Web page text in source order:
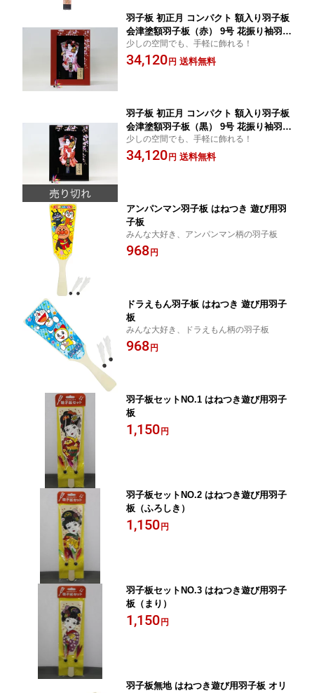
羽子板 初正月 コンパクト 額入り羽子板
会津塗額羽子板（赤） 9号 花振り袖羽子
板付 国産つくばねプレゼント
少しの空間でも、手軽に飾れる！
34,120 円 送料無料
羽子板 初正月 コンパクト 額入り羽子板
会津塗額羽子板（黒） 9号 花振り袖羽子
板付 国産つくばねプレゼント
少しの空間でも、手軽に飾れる！
34,120 円 送料無料
アンパンマン羽子板 はねつき 遊び用羽
子板
みんな大好き、アンパンマン柄の羽子板
968 円
ドラえもん羽子板 はねつき 遊び用羽子
板
みんな大好き、ドラえもん柄の羽子板
968 円
羽子板セットNO.1 はねつき遊び用羽子
板
1,150 円
羽子板セットNO.2 はねつき遊び用羽子
板（ふろしき）
1,150 円
羽子板セットNO.3 はねつき遊び用羽子
板（まり）
1,150 円
羽子板無地 はねつき遊び用羽子板 オリ